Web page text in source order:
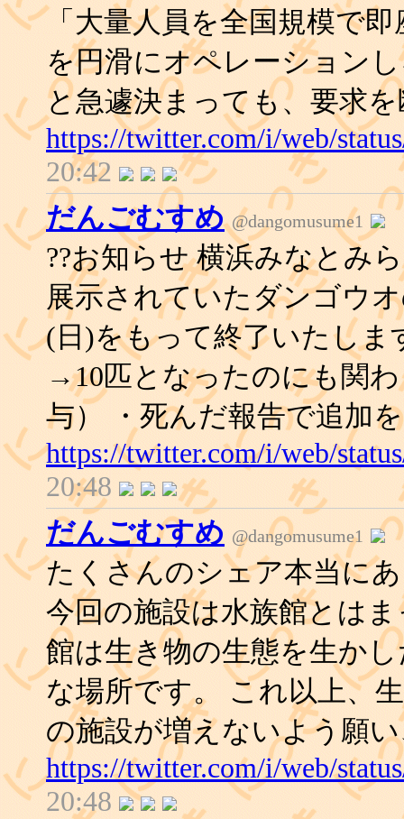
「大量人員を全国規模で
を円滑にオペレーション
と急遽決まっても、要求
https://twitter.com/i/web/
20:42
だんごむすめ @dangomusume1
??お知らせ 横浜みなとみ
展示されていたダンゴウ
(日)をもって終了いたしま
→10匹となったのにも関
与） ・死んだ報告で追加
https://twitter.com/i/web/
20:48
だんごむすめ @dangomusume1
たくさんのシェア本当に
今回の施設は水族館とは
館は生き物の生態を生か
な場所です。 これ以上、
の施設が増えないよう願
https://twitter.com/i/web/
20:48